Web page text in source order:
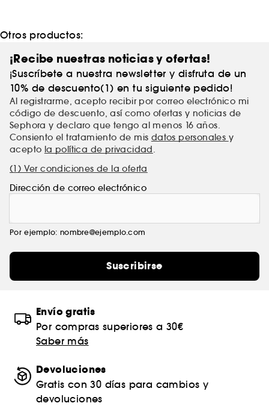
Otros productos:
¡Recibe nuestras noticias y ofertas!
¡Suscríbete a nuestra newsletter y disfruta de un
10% de descuento(1) en tu siguiente pedido!
Al registrarme, acepto recibir por correo electrónico mi
código de descuento, así como ofertas y noticias de
Sephora y declaro que tengo al menos 16 años.
Consiento el tratamiento de mis datos personales y
acepto la política de privacidad.
(1) Ver condiciones de la oferta
Dirección de correo electrónico
Por ejemplo: nombre@ejemplo.com
Suscribirse
Envío gratis
Por compras superiores a 30€
Saber más
Devoluciones
Gratis con 30 días para cambios y
devoluciones